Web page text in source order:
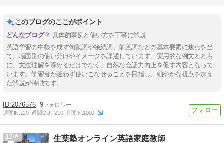
このブログのここがポイント
具体的事例と使い方を丁寧に解説
英語学習の中核を成す句動詞や接続詞、前置詞などの基本要素に焦点を当
て、場面別の使い分けやイメージを詳述しています。実用的な例文ととも
に、文法理解を深めるだけでなく、自然な会話力向上を促す内容となって
います。学習者が迷わず使いこなせることを目指し、細やかな視点を加え
た解説が特徴です。
2076576 9
週間IN:120 週間OUT:210 月間IN:1000
17 生葉塾オンライン英語家庭教師